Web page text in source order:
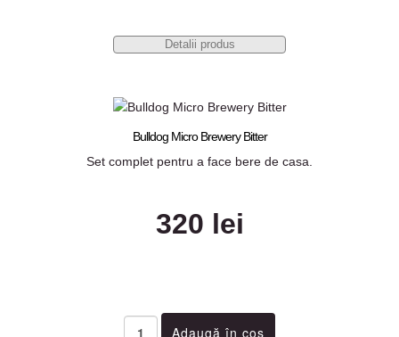
Detalii produs
Bulldog Micro Brewery Bitter
Set complet pentru a face bere de casa.
320 lei